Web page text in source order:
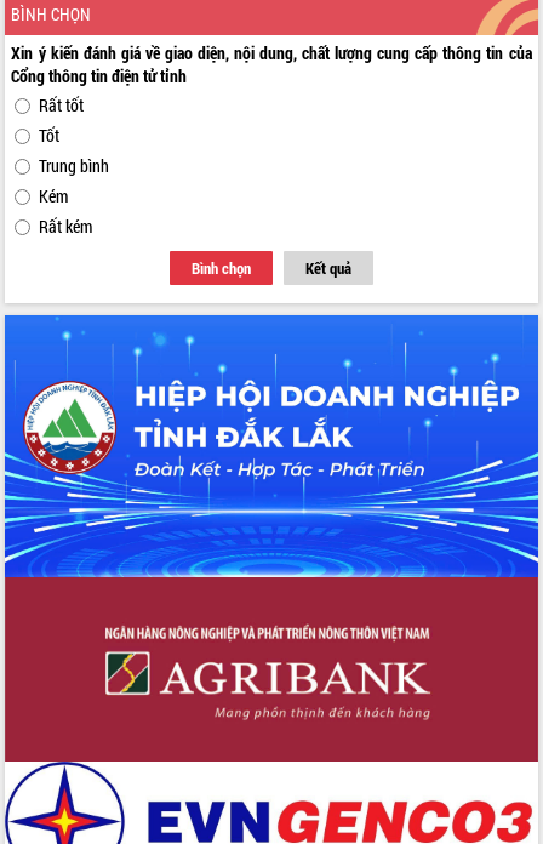
BÌNH CHỌN
Xin ý kiến đánh giá về giao diện, nội dung, chất lượng cung cấp thông tin của
Cổng thông tin điện tử tỉnh
Rất tốt
Tốt
Trung bình
Kém
Rất kém
Bình chọn Kết quả